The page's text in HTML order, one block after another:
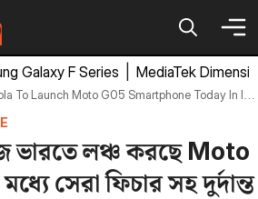
Galaxy F Series MediaTek
Launch Moto G05 Smartphone Today In India Expected Price Specifications
লঞ্চ করছে Moto
সেরা ফিচার সহ দুর্দান্ত